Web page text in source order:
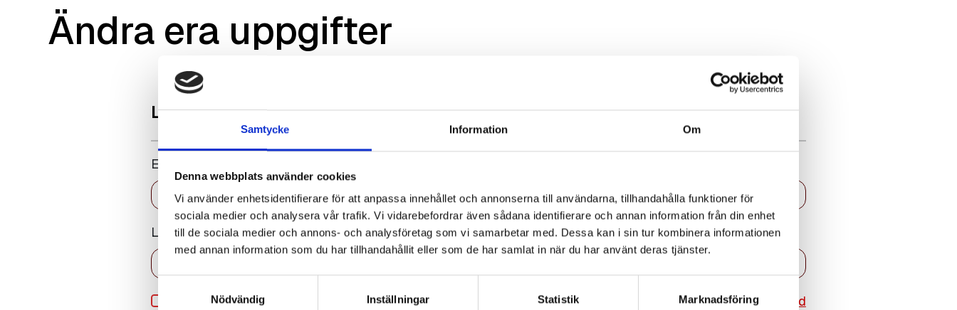
Samtycke Information Om
Denna webbplats använder cookies
Vi använder enhetsidentifierare för att anpassa innehållet och annonserna till användarna, tillhandahålla funktioner för
sociala medier och analysera vår trafik. Vi vidarebefordrar även sådana identifierare och annan information från din enhet
till de sociala medier och annons- och analysföretag som vi samarbetar med. Dessa kan i sin tur kombinera informationen
med annan information som du har tillhandahållit eller som de har samlat in när du har använt deras tjänster.
Nödvändig
Inställningar Statistik Marknadsföring
Ändra era uppgifter
Logga in
E-post
Lösenord
Kom ihåg mig Återställ lösenord